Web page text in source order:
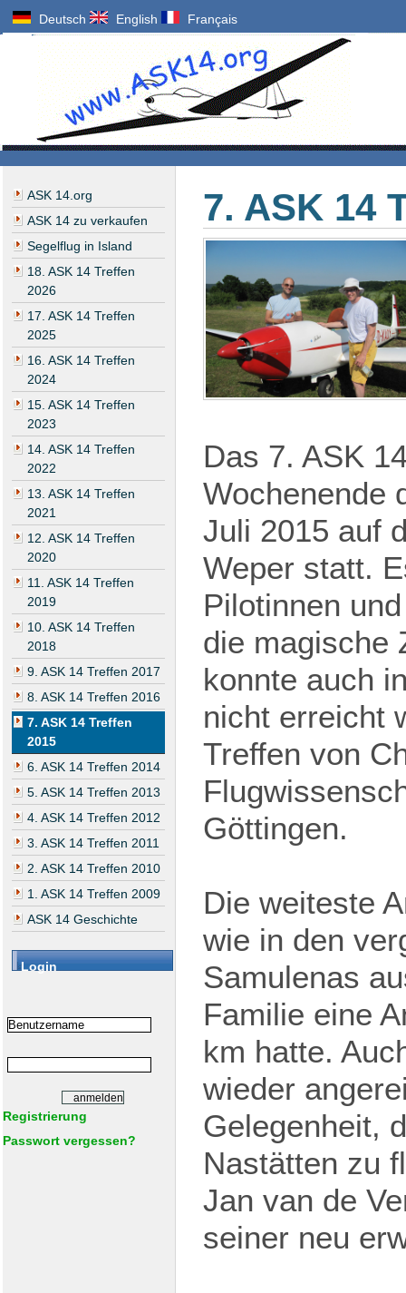
Deutsch English Français
ASK 14.org
ASK 14 zu verkaufen
Segelflug in Island
18. ASK 14 Treffen
2026
17. ASK 14 Treffen
2025
16. ASK 14 Treffen
2024
15. ASK 14 Treffen
2023
14. ASK 14 Treffen
2022
13. ASK 14 Treffen
2021
12. ASK 14 Treffen
2020
11. ASK 14 Treffen
2019
10. ASK 14 Treffen
2018
9. ASK 14 Treffen 2017
8. ASK 14 Treffen 2016
7. ASK 14 Treffen
2015
6. ASK 14 Treffen 2014
5. ASK 14 Treffen 2013
4. ASK 14 Treffen 2012
3. ASK 14 Treffen 2011
2. ASK 14 Treffen 2010
1. ASK 14 Treffen 2009
ASK 14 Geschichte
Login
Registrierung
Passwort vergessen?
7. ASK 14
Das 7. ASK
Wochenende
Juli 2015 auf
Weper statt.
Pilotinnen
die magische
konnte auch
nicht erreicht
Treffen von
Göttingen.
Die weiteste
wie in den
Samulenas
Familie eine
km hatte.
wieder
Gelegenheit,
Nastätten zu
Jan van de
seiner neu